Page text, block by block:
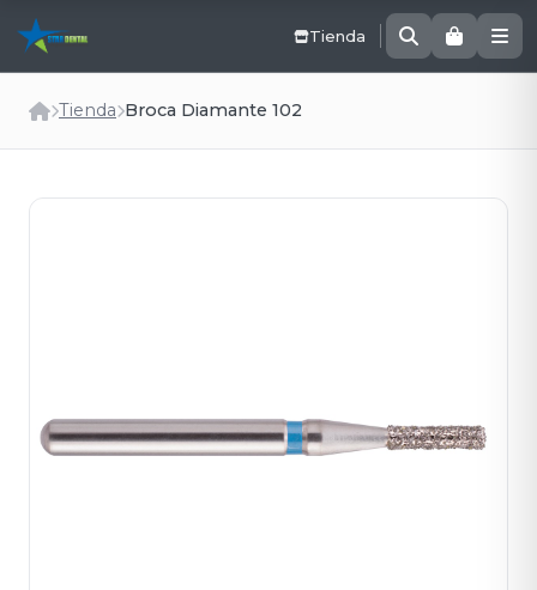
Tienda
Tienda Broca Diamante 102